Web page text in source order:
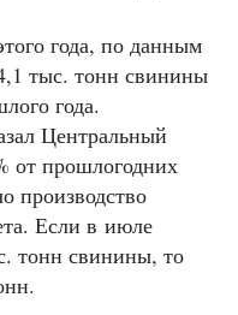
года, по данным
тыс. тонн свинины
года.
Центральный
от прошлогодних
производство
Если в июле
тонн свинины, то